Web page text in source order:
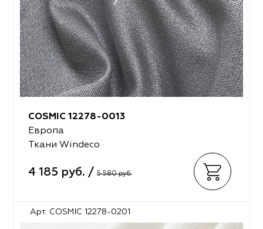
COSMIC 12278-0013
Европа
Ткани Windeco
4 185 руб. / 5 580 руб.
Арт. COSMIC 12278-0201